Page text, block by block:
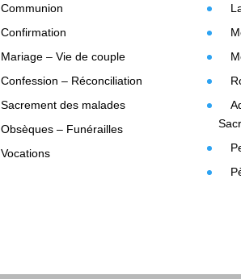
Communion
Confirmation
Mariage – Vie de couple
Confession – Réconciliation
Sacrement des malades
Obsèques – Funérailles
Vocations